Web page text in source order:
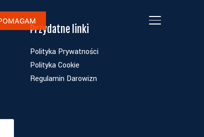
TOGGLE
Przydatne linki
Polityka Prywatności
Polityka Cookie
Regulamin Darowizn